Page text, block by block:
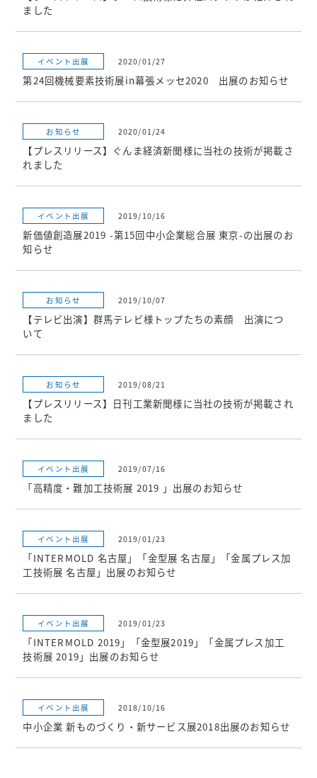
ました
イベント出展 2020/01/27
第24回機械要素技術展in幕張メッセ2020 出展のお知らせ
お知らせ 2020/01/24
【プレスリリース】ぐんま経済新聞様に当社の技術が掲載さ
れました
イベント出展 2019/10/16
新価値創造展2019 -第15回中小企業総合展 東京-の出展のお
知らせ
お知らせ 2019/10/07
【テレビ出演】群馬テレビ様トップたちの素顔 出演につ
いて
お知らせ 2019/08/21
【プレスリリース】日刊工業新聞様に当社の技術が掲載され
ました
イベント出展 2019/07/16
「高精度・難加工技術展 2019 」出展のお知らせ
イベント出展 2019/01/23
「INTERMOLD 名古屋」「金型展 名古屋」「金属プレス加
工技術展 名古屋」出展のお知らせ
イベント出展 2019/01/23
「INTERMOLD 2019」「金型展2019」「金属プレス加工
技術展 2019」出展のお知らせ
イベント出展 2018/10/16
中小企業 新ものづくり・新サービス展2018出展のお知らせ